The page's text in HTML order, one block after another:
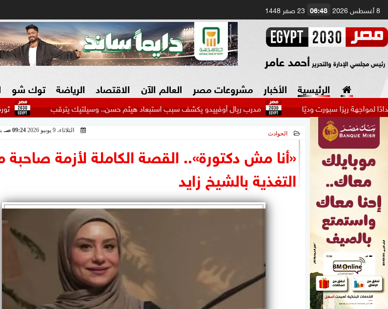
8 أغسطس 2026 06:48 23 صفر 1448
رئيس مجلسي الإدارة والتحرير أحمد عامر
الرئيسية الأخبار
الرئاسة
دين وفتاوى
مشروعات مصر العالم الآن الاقتصاد
الزراعة فى مصر
المسؤولية المجتمعية
الرياضة
بطولات عربية
بطولات عالمية
توك شو
ثورة في قائمة مدرب ريال أوفييدو يكشف سبب استبعاد هيثم حسن.. وسيلتيك يترقب سبورت وديًا
الحوادث الثلاثاء، 9 يونيو 2026 09:24 صـ
«أنا مش دكتورة».. القصة الكاملة لأزمة صاحبة
التغذية بالشيخ زايد